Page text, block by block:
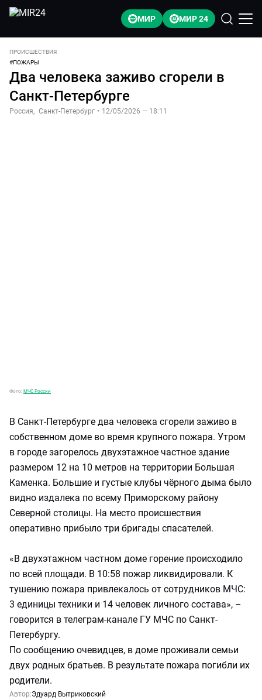
МИР МИР 24
ПРОИСШЕСТВИЯ
#ПОЖАРЫ
Два человека заживо сгорели в
Санкт-Петербурге
Россия, Санкт-Петербург • 12/05/2026 — 18:11
Фото: МЧС России
В Санкт-Петербурге два человека сгорели заживо в
собственном доме во время крупного пожара. Утром
в городе загорелось двухэтажное частное здание
размером 12 на 10 метров на территории Большая
Каменка. Большие и густые клубы чёрного дыма было
видно издалека по всему Приморскому району
Северной столицы. На место происшествия
оперативно прибыло три бригады спасателей.
«В двухэтажном частном доме горение происходило
по всей площади. В 10:58 пожар ликвидировали. К
тушению пожара привлекалось от сотрудников МЧС:
3 единицы техники и 14 человек личного состава», –
говорится в телеграм-канале ГУ МЧС по Санкт-
Петербургу.
По сообщению очевидцев, в доме проживали семьи
двух родных братьев. В результате пожара погибли их
родители.
Автор:Эдуард Вытриковский